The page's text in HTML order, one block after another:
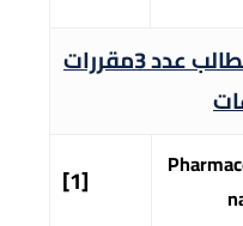
عدد3مقررات
[1]